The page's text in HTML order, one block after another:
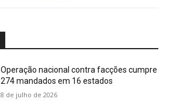
Operação nacional contra facções cumpre
274 mandados em 16 estados
8 de julho de 2026